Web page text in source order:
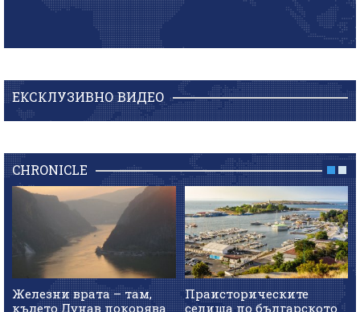
ЕКСКЛУЗИВНО ВИДЕО
CHRONICLE
Железни врата – там,
където Дунав покорява
Праисторическите
селища по българското